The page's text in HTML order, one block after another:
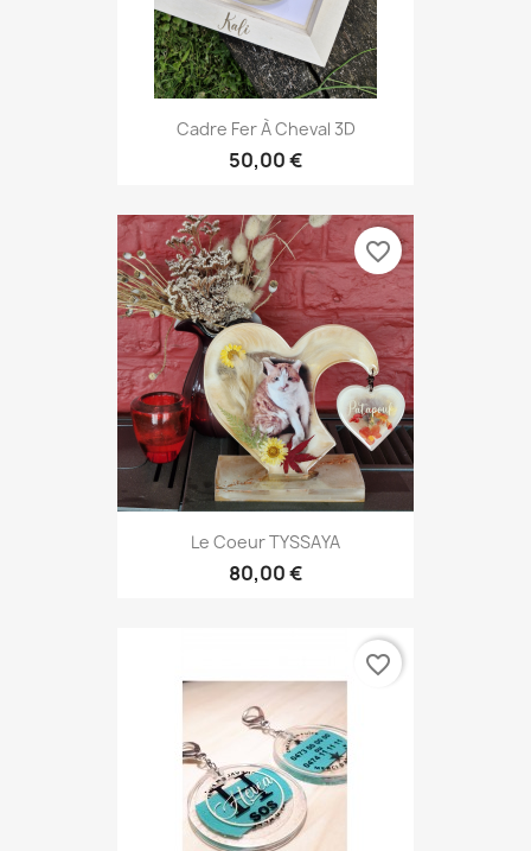
Cadre Fer À Cheval 3D
50,00 €
Le Coeur TYSSAYA
80,00 €
favorite_border
favorite_border